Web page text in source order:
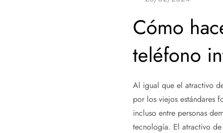
Cómo
teléfono
Al igual que el atractivo
por los viejos estándares
incluso entre personas
tecnología. El atractivo